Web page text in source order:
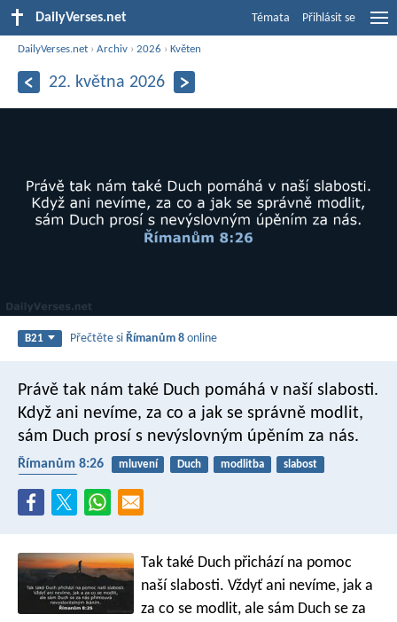
DailyVerses.net Témata Přihlásit se
DailyVerses.net ›Archiv ›2026 ›Květen
22. května 2026
B21 Přečtěte siŘímanům 8 online
Právě tak nám také Duch pomáhá v naší slabosti.
Když ani nevíme, za co a jak se správně modlit,
sám Duch prosí s nevýslovným úpěním za nás.
Římanům 8:26 mluvení Duch modlitba
slabost
Tak také Duch přichází na pomoc
naší slabosti. Vždyť ani nevíme, jak a
za co se modlit, ale sám Duch se za